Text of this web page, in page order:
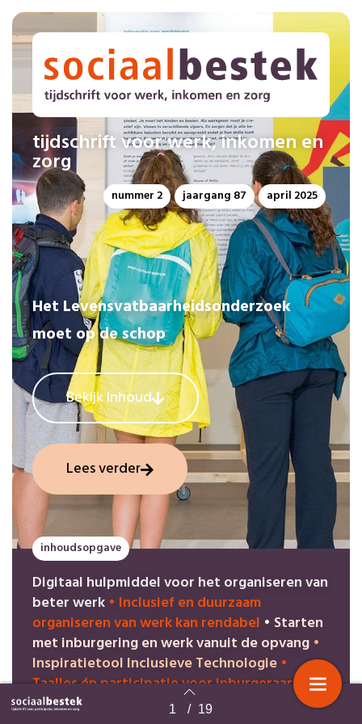
Terug naar overzicht 1 / 19
tijdschrift voor werk, inkomen en
zorg
nummer 2 jaargang 87 april 2025
Het Levensvatbaarheidsonderzoek
moet op de schop
Bekijk inhoud
Lees verder
inhoudsopgave
Digitaal hulpmiddel voor het organiseren van
beter werk • Inclusief en duurzaam
organiseren van werk kan rendabel • Starten
met inburgering en werk vanuit de opvang •
Inspiratietool Inclusieve Technologie •
Taalles én participatie voor inburgeraars is
lastige puzzel
Veel oudere migranten leven